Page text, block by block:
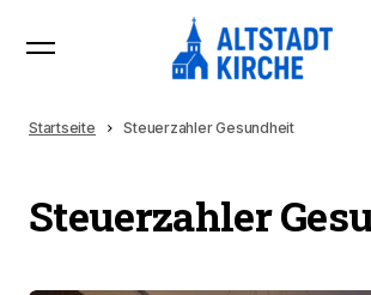
Startseite Steuerzahler Gesundheit
Steuerzahler